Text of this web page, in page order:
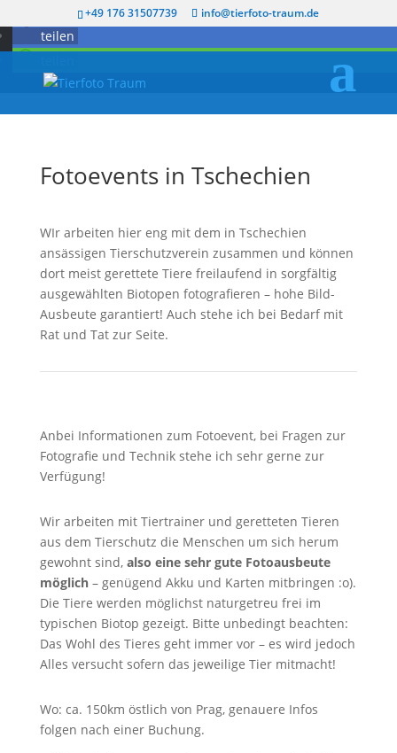
+49 176 31507739 info@tierfoto-traum.de
teilen
Fotoevents in Tschechien
WIr arbeiten hier eng mit dem in Tschechien
ansässigen Tierschutzverein zusammen und können
dort meist gerettete Tiere freilaufend in sorgfältig
ausgewählten Biotopen fotografieren – hohe Bild-
Ausbeute garantiert! Auch stehe ich bei Bedarf mit
Rat und Tat zur Seite.
Anbei Informationen zum Fotoevent, bei Fragen zur
Fotografie und Technik stehe ich sehr gerne zur
Verfügung!
Wir arbeiten mit Tiertrainer und geretteten Tieren
aus dem Tierschutz die Menschen um sich herum
gewohnt sind, also eine sehr gute Fotoausbeute
möglich– genügend Akku und Karten mitbringen :o).
Die Tiere werden möglichst naturgetreu frei im
typischen Biotop gezeigt. Bitte unbedingt beachten:
Das Wohl des Tieres geht immer vor – es wird jedoch
Alles versucht sofern das jeweilige Tier mitmacht!
Wo: ca. 150km östlich von Prag, genauere Infos
folgen nach einer Buchung.